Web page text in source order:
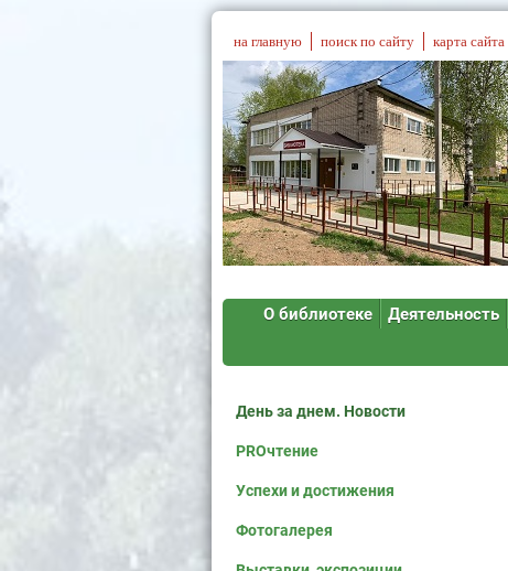
на главную поиск по сайту карта сайта
О библиотеке Деятельность
День за днем. Новости
PROчтение
Успехи и достижения
Фотогалерея